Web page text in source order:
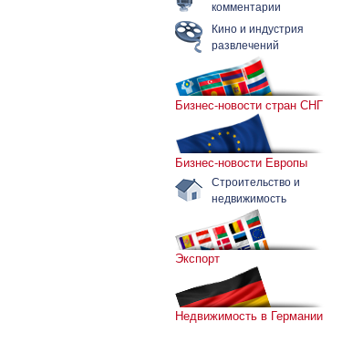
комментарии
Кино и индустрия
развлечений
Бизнес-новости стран СНГ
Бизнес-новости Европы
Строительство и
недвижимость
Экспорт
Недвижимость в Германии